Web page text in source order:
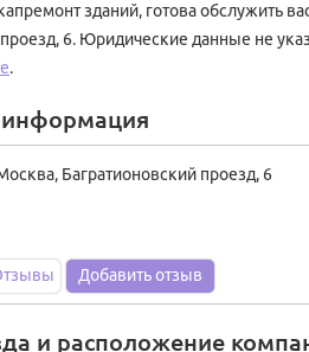
зданий, готова обслужить
проезд, 6. Юридические данные не
.
информация
, Багратионовский проезд, 6
Добавить отзыв
и расположение